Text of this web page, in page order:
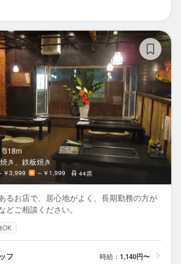
318m
き、鉄板焼き
￥3,999 ～￥1,999 44席
るお店で、居心地がよく、長期勤務の方が
どご相談ください。
OK
フ 時給： 1,140円〜